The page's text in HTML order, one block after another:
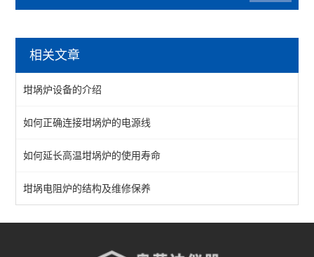
陶瓷纤维马弗炉
箱式马弗炉
分体式马弗炉
实验室马弗炉
箱式高温炉
相关文章
坩埚炉设备的介绍
如何正确连接坩埚炉的电源线
如何延长高温坩埚炉的使用寿命
坩埚电阻炉的结构及维修保养